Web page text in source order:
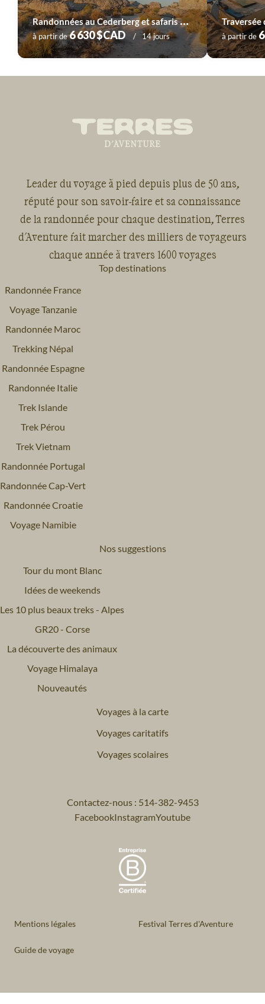
R
andonnées au Cederberg et safaris au Parc Kruger
à partir de6 630 $CAD 14 jours à partir de
Leader du voyage à pied depuis plus de 50 ans,
réputé pour son savoir-faire et sa connaissance
de la randonnée pour chaque destination, Terres
d'Aventure fait marcher des milliers de voyageurs
chaque année à travers 1600 voyages
Top destinations
Randonnée France
Voyage Tanzanie
Randonnée Maroc
Trekking Népal
Randonnée Espagne
Randonnée Italie
Trek Islande
Trek Pérou
Trek Vietnam
Randonnée Portugal
Randonnée Cap-Vert
Randonnée Croatie
Voyage Namibie
Nos suggestions
Tour du mont Blanc
Idées de weekends
Les 10 plus beaux treks - Alpes
GR20 - Corse
La découverte des animaux
Voyage Himalaya
Nouveautés
Voyages à la carte
Voyages caritatifs
Voyages scolaires
Contactez-nous : 514-382-9453
FacebookInstagramYoutube
Mentions légales Festival Terres d'Aventure
Guide de voyage